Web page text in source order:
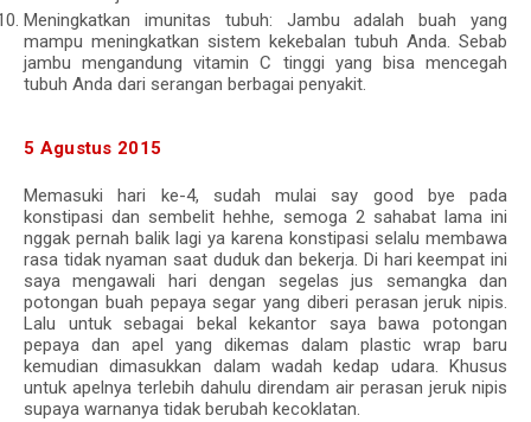
Meningkatkan imunitas tubuh: Jambu adalah buah yang
mampu meningkatkan sistem kekebalan tubuh Anda. Sebab
jambu mengandung vitamin C tinggi yang bisa mencegah
tubuh Anda dari serangan berbagai penyakit.
5 Agustus 2015
Memasuki hari ke-4, sudah mulai say good bye pada
konstipasi dan sembelit hehhe, semoga 2 sahabat lama ini
nggak pernah balik lagi ya karena konstipasi selalu membawa
rasa tidak nyaman saat duduk dan bekerja. Di hari keempat ini
saya mengawali hari dengan segelas jus semangka dan
potongan buah pepaya segar yang diberi perasan jeruk nipis.
Lalu untuk sebagai bekal kekantor saya bawa potongan
pepaya dan apel yang dikemas dalam plastic wrap baru
kemudian dimasukkan dalam wadah kedap udara. Khusus
untuk apelnya terlebih dahulu direndam air perasan jeruk nipis
supaya warnanya tidak berubah kecoklatan.